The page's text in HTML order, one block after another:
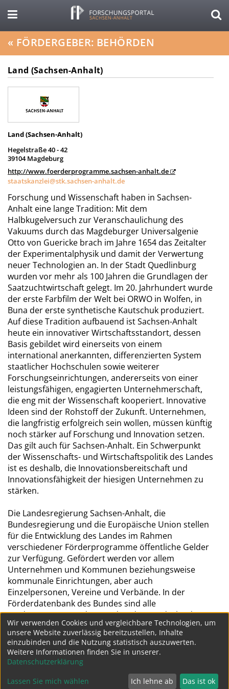
« FÖRDERGEBER: BEHÖRDEN
Land (Sachsen-Anhalt)
Land (Sachsen-Anhalt)
Hegelstraße 40 - 42
39104 Magdeburg
http://www.foerderprogramme.sachsen-anhalt.de
staatskanzlei@stk.sachsen-anhalt.de
Forschung und Wissenschaft haben in Sachsen-
Anhalt eine lange Tradition: Mit dem
Halbkugelversuch zur Veranschaulichung des
Vakuums durch das Magdeburger Universalgenie
Otto von Guericke brach im Jahre 1654 das Zeitalter
der Experimentalphysik und damit der Verwertung
neuer Technologien an. In der Stadt Quedlinburg
wurden vor mehr als 100 Jahren die Grundlagen der
Saatzuchtwirtschaft gelegt. Im 20. Jahrhundert wurde
der erste Farbfilm der Welt bei ORWO in Wolfen, in
Buna der erste synthetische Kautschuk produziert.
Auf diese Tradition aufbauend ist Sachsen-Anhalt
heute ein innovativer Wirtschaftsstandort, dessen
Basis gebildet wird einerseits von einem
international anerkannten, differenzierten System
staatlicher Hochschulen sowie weiterer
Forschungseinrichtungen, andererseits von einer
leistungsfähigen, engagierten Unternehmerschaft,
die eng mit der Wissenschaft kooperiert. Innovative
Ideen sind der Rohstoff der Zukunft. Unternehmen,
die langfristig erfolgreich sein wollen, müssen künftig
noch stärker auf Forschung und Innovation setzen.
Das gilt auch für Sachsen-Anhalt. Ein Schwerpunkt
der Wissenschafts- und Wirtschaftspolitik des Landes
ist es deshalb, die Innovationsbereitschaft und
Innovationsfähigkeit der hiesigen Unternehmen zu
stärken.
Die Landesregierung Sachsen-Anhalt, die
Bundesregierung und die Europäische Union stellen
für die Entwicklung des Landes im Rahmen
verschiedener Förderprogramme öffentliche Gelder
zur Verfügung. Gefördert werden vor allem
Unternehmen und Kommunen beziehungsweise
kommunale Einrichtungen, aber auch
Einzelpersonen, Vereine und Verbände. In der
Förderdatenbank des Bundes sind alle
Förderprogramme des Bundes, der Bundesländer
und der Europäischen Union enthalten. Diese
werden ständig aktuell gehalten. Hier kann man sich
zielgerichtet über die Fördermöglichkeiten
informieren.
Datenschutz Impressum
Wir verwenden Cookies und vergleichbare Technologien, um
unsere Website zuverlässig bereitzustellen, Inhalte
einzubinden und die Nutzung statistisch auszuwerten.
Weitere Informationen finden Sie in unserer.
Datenschutzerklärung
Lassen Sie mich wählen Ich lehne ab Das ist ok